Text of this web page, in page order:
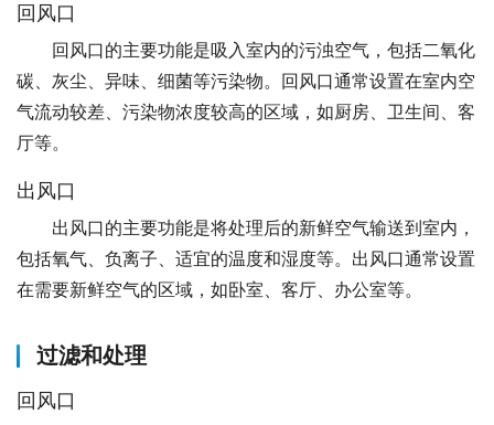
回风口
回风口的主要功能是吸入室内的污浊空气，包括二氧化
碳、灰尘、异味、细菌等污染物。回风口通常设置在室内空
气流动较差、污染物浓度较高的区域，如厨房、卫生间、客
厅等。
出风口
出风口的主要功能是将处理后的新鲜空气输送到室内，
包括氧气、负离子、适宜的温度和湿度等。出风口通常设置
在需要新鲜空气的区域，如卧室、客厅、办公室等。
过滤和处理
回风口